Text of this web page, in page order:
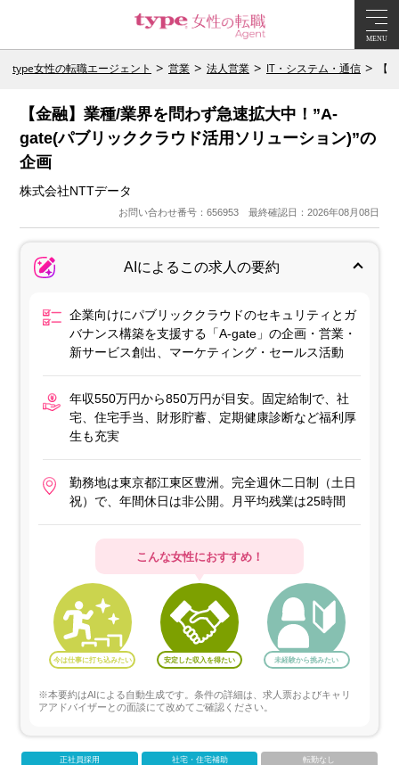
MENU
type女性の転職エージェント 営業 法人営業 IT・システム・通信 【
【金融】業種/業界を問わず急速拡大中！”A-
gate(パブリッククラウド活用ソリューション)”の
企画
株式会社NTTデータ
お問い合わせ番号：656953 最終確認日：2026年08月08日
AIによるこの求人の要約
企業向けにパブリッククラウドのセキュリティとガ
バナンス構築を支援する「A-gate」の企画・営業・
新サービス創出、マーケティング・セールス活動
年収550万円から850万円が目安。固定給制で、社
宅、住宅手当、財形貯蓄、定期健康診断など福利厚
生も充実
勤務地は東京都江東区豊洲。完全週休二日制（土日
祝）で、年間休日は非公開。月平均残業は25時間
こんな女性におすすめ！
今は仕事に打ち込みたい 安定した収入を得たい 未経験から挑みたい
※本要約はAIによる自動生成です。条件の詳細は、求人票およびキャリ
アアドバイザーとの面談にて改めてご確認ください。
正社員採用 社宅・住宅補助 転勤なし